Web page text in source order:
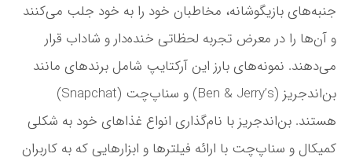
جنبه‌های بازیگوشانه، مخاطبان خود را به خود جلب می‌کنند
و آن‌ها را در معرض تجربه لحظاتی خنده‌دار و شاداب قرار
می‌دهند. نمونه‌های بارز این آرکتایپ شامل برندهای مانند
بن‌اندجریز (Ben & Jerry’s) و سناپ‌چت (Snapchat)
هستند. بن‌اندجریز با نام‌گذاری انواع غذاهای خود به شکلی
کمیکال و سناپ‌چت با ارائه فیلترها و ابزارهایی که به کاربران